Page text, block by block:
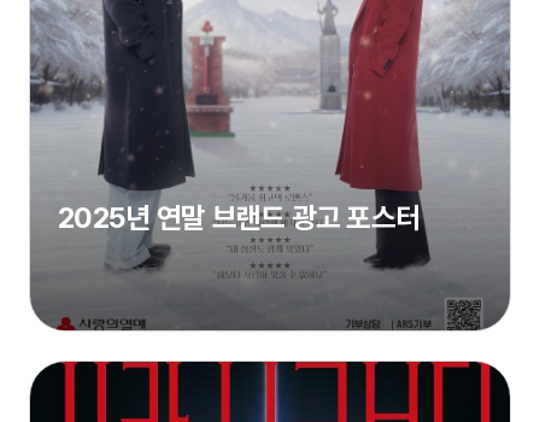
2025년 연말 브랜드 광고 포스터